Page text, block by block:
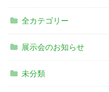
全カテゴリー
展示会のお知らせ
未分類